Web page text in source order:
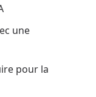
une
pour la